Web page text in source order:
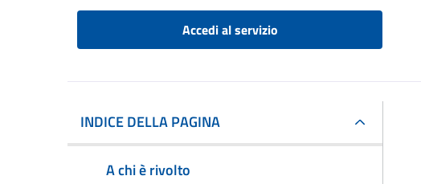
Accedi al servizio
INDICE DELLA PAGINA
A chi è rivolto